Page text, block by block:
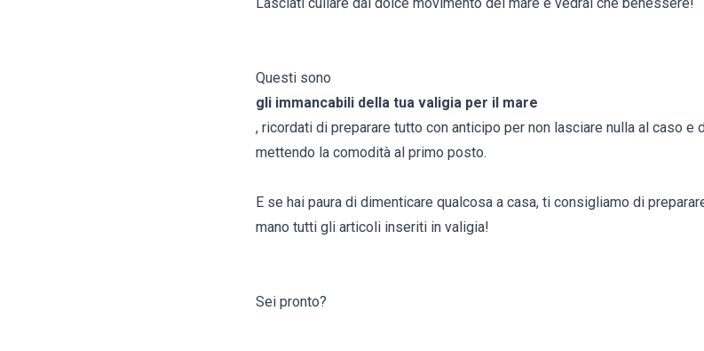
Questi sono
gli immancabili della tua valigia per il mare
, ricordati di preparare tutto con anticipo per non lasciare nulla al caso
mettendo la comodità al primo posto.
E se hai paura di dimenticare qualcosa a casa, ti consigliamo di
mano tutti gli articoli inseriti in valigia!
Sei pronto?